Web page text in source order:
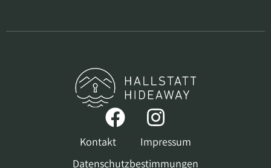
Kontakt
Impressum
Datenschutzbestimmungen